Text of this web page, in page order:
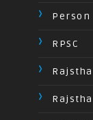
Person
RPSC